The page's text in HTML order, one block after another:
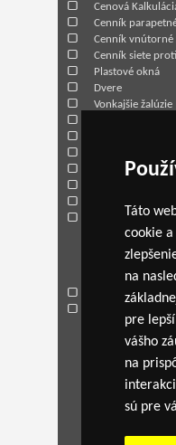
Táto
cookie
na
pre
vášho
na
sú pre
Cenová
Cenník
Cenník vnútorné
Cenník siete
Plastové okná
Dvere
Vonkajšie žalúzie
Garážové brány
Kontakt
Cenová
Kontaktné údaje
Adresa:
921 01
Telefón: 033